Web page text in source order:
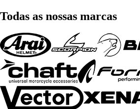
Todas as nossas marcas